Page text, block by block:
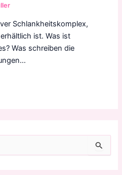
Schlankheitskomplex,
ist. Was ist
Was schreiben die